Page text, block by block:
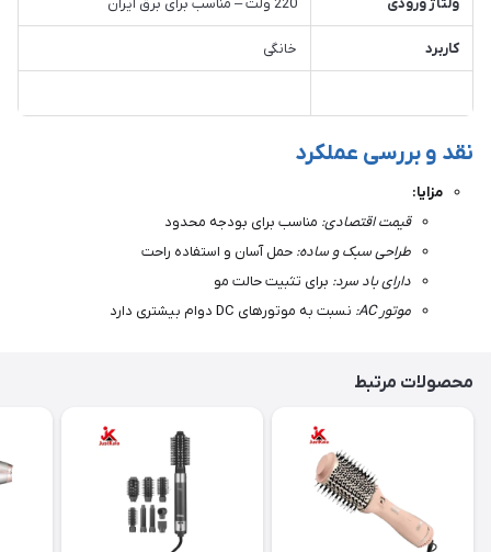
ولتاژ ورودی 220 ولت – مناسب برای برق ایران
کاربرد خانگی
نقد و بررسی عملکرد
مزایا:
قیمت اقتصادی: مناسب برای بودجه محدود
طراحی سبک و ساده: حمل آسان و استفاده راحت
دارای باد سرد: برای تثبیت حالت مو
موتور AC:
نسبت به موتورهای DC دوام بیشتری دارد
محصولات مرتبط